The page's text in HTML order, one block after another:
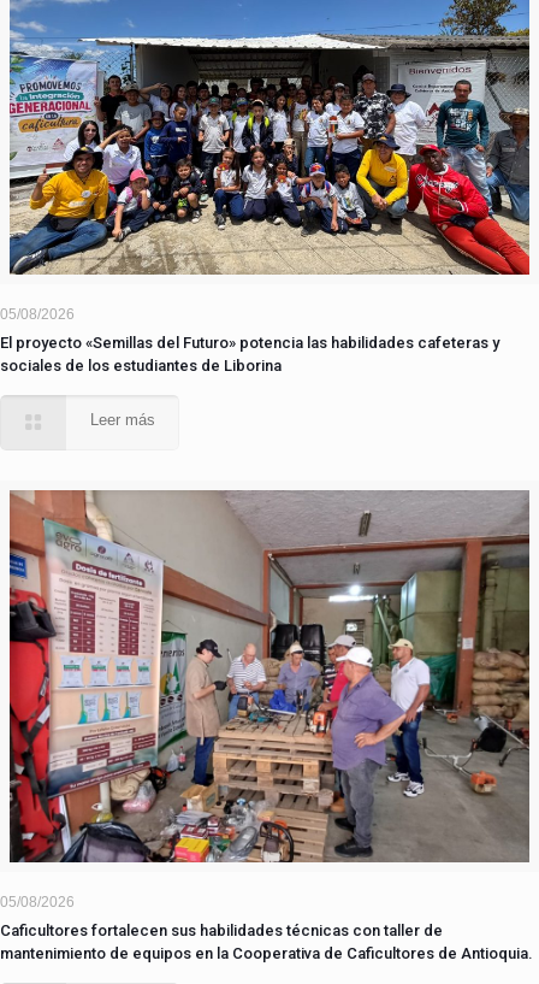
05/08/2026
El proyecto «Semillas del Futuro» potencia las habilidades cafeteras y
sociales de los estudiantes de Liborina
Leer más
05/08/2026
Caficultores fortalecen sus habilidades técnicas con taller de
mantenimiento de equipos en la Cooperativa de Caficultores de Antioquia.